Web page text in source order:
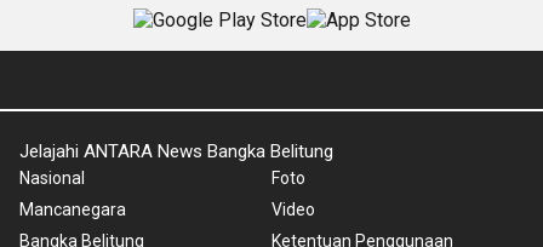
Jelajahi ANTARA News Bangka Belitung
Nasional
Mancanegara
Bangka Belitung
Foto
Video
Ketentuan Penggunaan